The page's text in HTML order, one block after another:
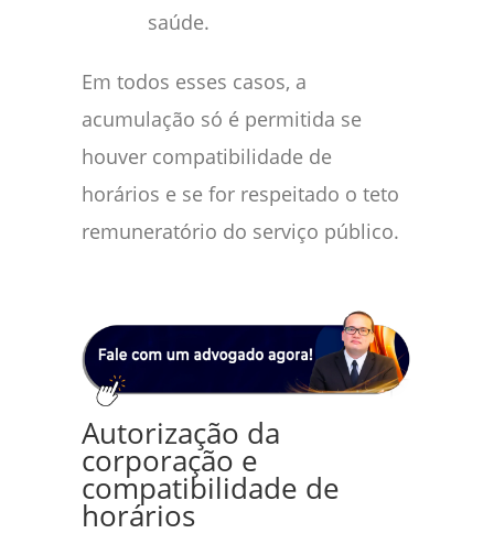
saúde.
Em todos esses casos, a
acumulação só é permitida se
houver compatibilidade de
horários e se for respeitado o teto
remuneratório do serviço público.
Autorização da
corporação e
compatibilidade de
horários